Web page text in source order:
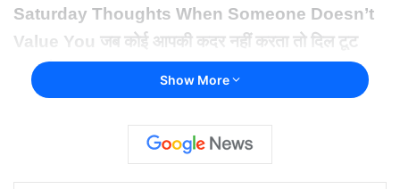
Saturday Thoughts When Someone Doesn’t
Value You जब कोई आपकी कदर नहीं करता तो दिल टूट
जाता है।
Doesn’t Value Youदिल छू लेने वाले हिंदी विचार जो
Show More